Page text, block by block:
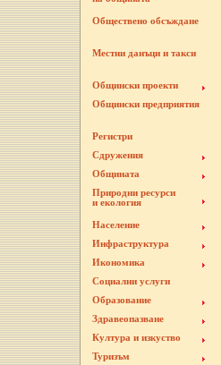
Обществено обсъждане
Местни данъци и такси
Общински проекти
Общински предприятия
Регистри
Сдружения
Общината
Природни ресурси
и екология
Население
Инфраструктура
Икономика
Социални услуги
Образование
Здравеопазване
Култура и изкуство
Туризъм